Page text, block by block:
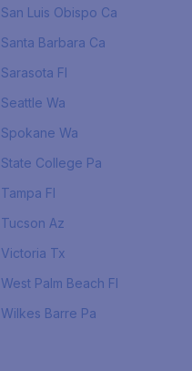
San Luis Obispo Ca
Santa Barbara Ca
Sarasota Fl
Seattle Wa
Spokane Wa
State College Pa
Tampa Fl
Tucson Az
Victoria Tx
West Palm Beach Fl
Wilkes Barre Pa